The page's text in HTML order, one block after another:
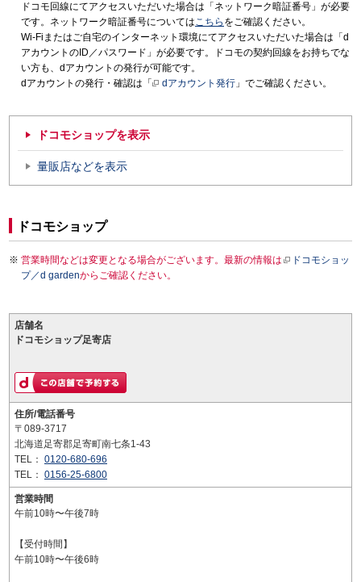
ドコモ回線にてアクセスいただいた場合は「ネットワーク暗証番号」が必要
です。ネットワーク暗証番号についてはこちら をご確認ください。
Wi-Fiまたはご自宅のインターネット環境にてアクセスいただいた場合は「d
アカウントのID／パスワード」が必要です。ドコモの契約回線をお持ちでな
い方も、dアカウントの発行が可能です。
dアカウントの発行・確認は「
dアカウント発行 」でご確認ください。
ドコモショップを表示
量販店などを表示
ドコモショップ
営業時間などは変更となる場合がございます。最新の情報は
ドコモショッ
プ／d gardenからご確認ください。
店舗名
ドコモショップ足寄店
住所/電話番号
〒089-3717
北海道足寄郡足寄町南七条1-43
TEL： 0120-680-696
TEL： 0156-25-6800
営業時間
午前10時〜午後7時
【受付時間】
午前10時〜午後6時